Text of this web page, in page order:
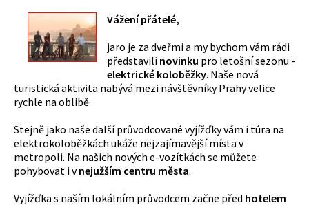
Vážení přátelé,
jaro je za dveřmi a my bychom vám rádi
představili novinku pro letošní sezonu -
elektrické koloběžky. Naše nová
turistická aktivita nabývá mezi návštěvníky Prahy velice
rychle na oblibě.
Stejně jako naše další průvodcované vyjížďky vám i túra na
elektrokoloběžkách ukáže nejzajímavější místa v
metropoli. Na našich nových e-vozítkách se můžete
pohybovat i vnejužším centru města.
Vyjížďka s naším lokálním průvodcem začne před hotelem